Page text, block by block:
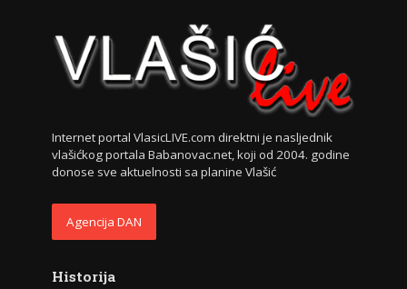
Internet portal VlasicLIVE.com direktni je nasljednik
vlašićkog portala Babanovac.net, koji od 2004. godine
donose sve aktuelnosti sa planine Vlašić
Agencija DAN
Historija